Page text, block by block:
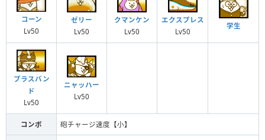
コーン
Lv50
ゼリー
Lv50
クマンケン
Lv50
エクスプレス
Lv50
学生
ブラスバン
ド
Lv50
ニャッハー
Lv50
コンボ 砲チャージ速度【小】